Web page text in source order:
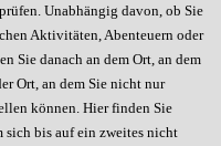
Unabhängig davon, ob Sie
Aktivitäten, Abenteuern oder
Sie danach an dem Ort, an dem
Ort, an dem Sie nicht nur
können. Hier finden Sie
sich bis auf ein zweites nicht